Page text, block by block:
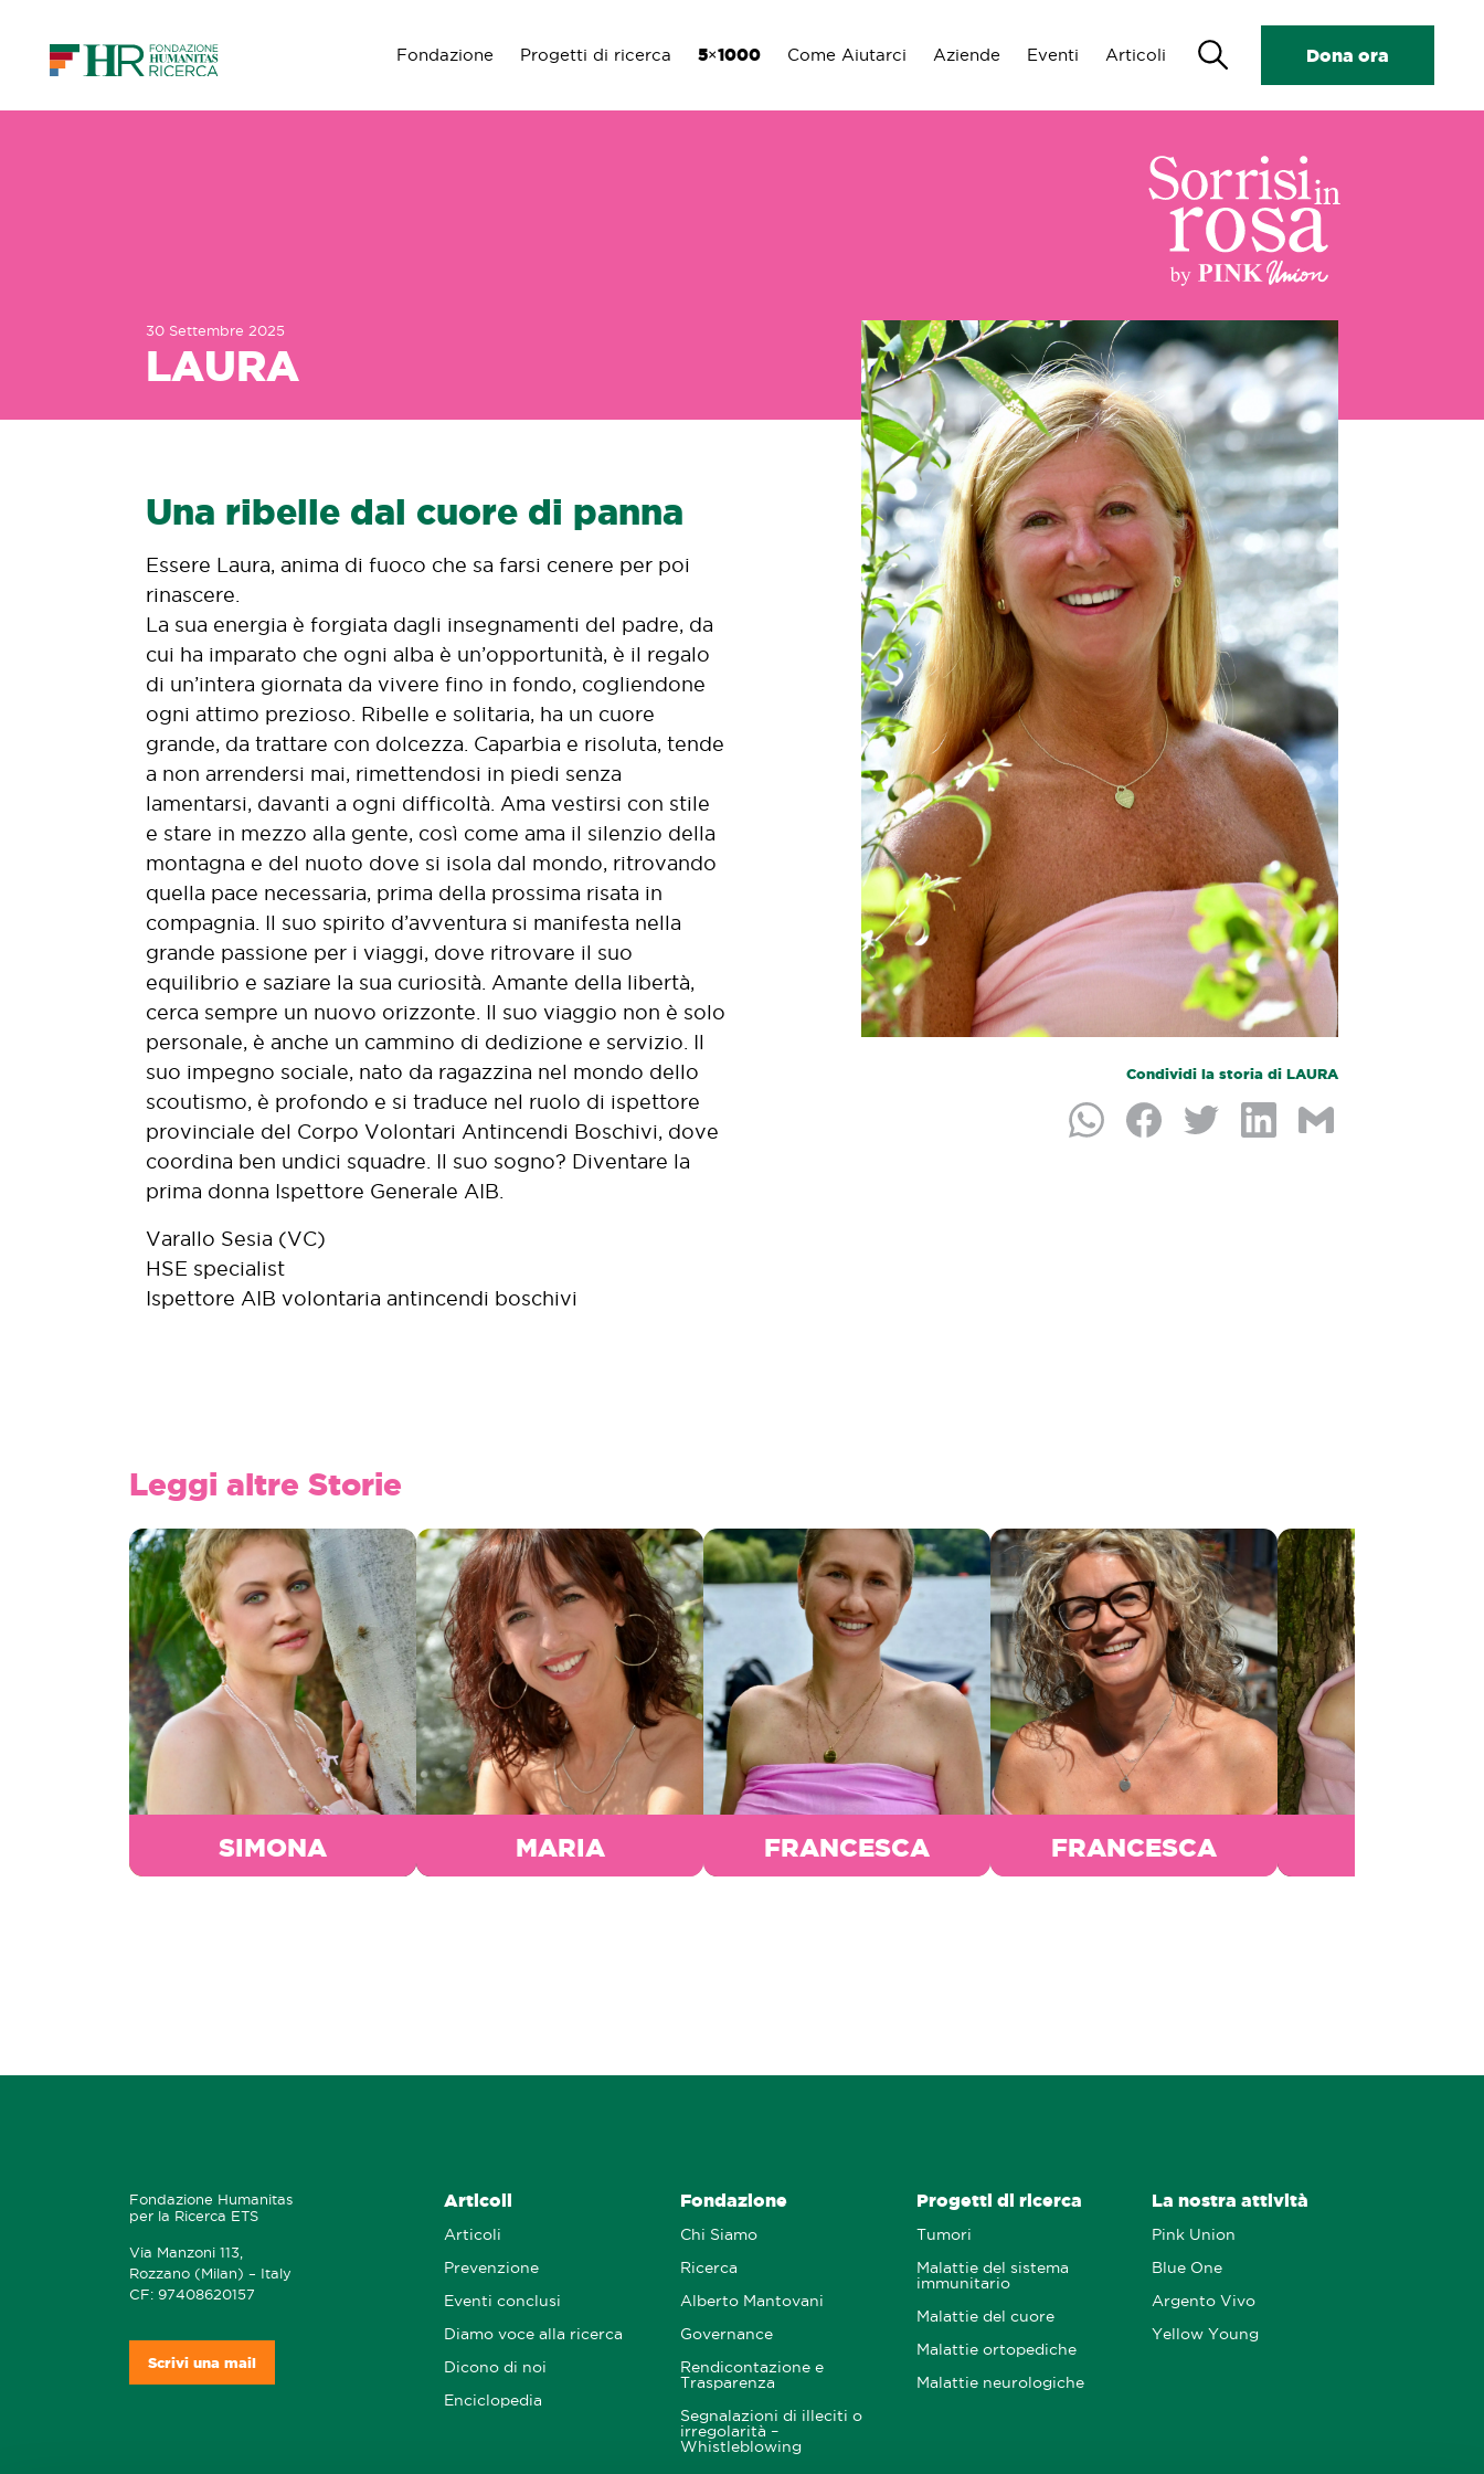
Navigazione principale
Fondazione Progetti di ricerca 5×1000 Come Aiutarci Aziende Eventi Articoli
Search
Dona ora
Condividi la storia di LAURA
30 Settembre 2025
LAURA
Una ribelle dal cuore di panna
Essere Laura, anima di fuoco che sa farsi cenere per poi
rinascere.
La sua energia è forgiata dagli insegnamenti del padre, da
cui ha imparato che ogni alba è un’opportunità, è il regalo
di un’intera giornata da vivere fino in fondo, cogliendone
ogni attimo prezioso. Ribelle e solitaria, ha un cuore
grande, da trattare con dolcezza. Caparbia e risoluta, tende
a non arrendersi mai, rimettendosi in piedi senza
lamentarsi, davanti a ogni difficoltà. Ama vestirsi con stile
e stare in mezzo alla gente, così come ama il silenzio della
montagna e del nuoto dove si isola dal mondo, ritrovando
quella pace necessaria, prima della prossima risata in
compagnia. Il suo spirito d’avventura si manifesta nella
grande passione per i viaggi, dove ritrovare il suo
equilibrio e saziare la sua curiosità. Amante della libertà,
cerca sempre un nuovo orizzonte. Il suo viaggio non è solo
personale, è anche un cammino di dedizione e servizio. Il
suo impegno sociale, nato da ragazzina nel mondo dello
scoutismo, è profondo e si traduce nel ruolo di ispettore
provinciale del Corpo Volontari Antincendi Boschivi, dove
coordina ben undici squadre. Il suo sogno? Diventare la
prima donna Ispettore Generale AIB.
Varallo Sesia (VC)
HSE specialist
Ispettore AIB volontaria antincendi boschivi
Leggi altre Storie
SIMONA MARIA FRANCESCA FRANCESCA
Fondazione Humanitas
per la Ricerca ETS
Via Manzoni 113,
Rozzano (Milan) – Italy
CF: 97408620157
Scrivi una mail
Articoli
Articoli
Prevenzione
Eventi conclusi
Diamo voce alla ricerca
Dicono di noi
Enciclopedia
Fondazione
Chi Siamo
Ricerca
Alberto Mantovani
Governance
Rendicontazione e
Trasparenza
Segnalazioni di illeciti o
irregolarità –
Whistleblowing
Progetti di ricerca
Tumori
Malattie del sistema
immunitario
Malattie del cuore
Malattie ortopediche
Malattie neurologiche
La nostra attività
Pink Union
Blue One
Argento Vivo
Yellow Young